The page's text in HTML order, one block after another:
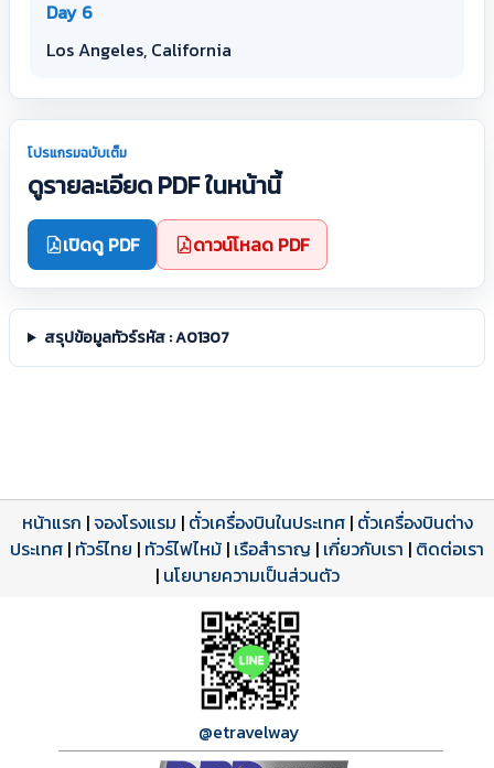
Day 6
Los Angeles, California
โปรแกรมฉบับเต็ม
ดูรายละเอียด PDF ในหน้านี้
เปิดดู PDF ดาวน์โหลด PDF
สรุปข้อมูลทัวร์รหัส : A01307
โปรแกรมทัวร์
ดาวน์โหลด PDF
รีวิวลูกค้าจริง
รีวิวจาก eTravelWay
เปิดหน้าเต็ม
ใบอนุญาตนำเที่ยว
เลขที่ 11/11450
เปิดหน้าเต็ม
หน้าแรก |จองโรงแรม | ตั๋วเครื่องบินในประเทศ| ตั๋วเครื่องบินต่าง
ประเทศ | ทัวร์ไทย | ทัวร์ไฟไหม้ | เรือสำราญ | เกี่ยวกับเรา | ติดต่อเรา
| นโยบายความเป็นส่วนตัว
@etravelway